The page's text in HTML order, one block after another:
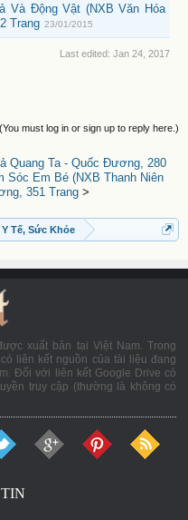
Và Động Vật (NXB Văn Hóa
Trang 23/01/2015
Last edited: Jan 24, 2017
(You must log in or sign up to reply here.)
Quang Ta - Quốc Đương, 280
Sóc Em Bé (NXB Thanh Niên
351 Trang>
Y Tế, Sức Khỏe
xuất bản tại Việt Nam. Trong
liên kết nguồn của tài liệu đang
Đối với liên kết Google Drive có
truy cập (thường là không có